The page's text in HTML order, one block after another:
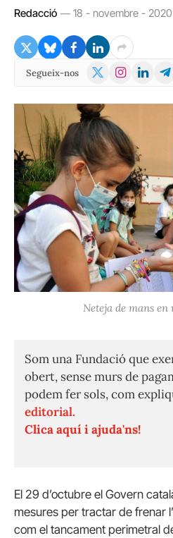
Redacció 18 - novembre - 2020
Segueix-nos
X
Instagram
LinkedIn
Neteja de mans
Som una Fundació que
obert, sense murs de
podem fer sols, com
editorial.
Clica aquí i ajuda'ns!
El 29 d’octubre el Govern
mesures per tractar de frenar
com el tancament perimetral